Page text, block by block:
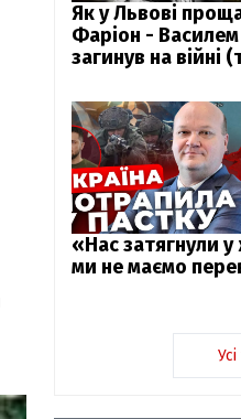
Як у Львові
Фаріон -
загинув на війні
«Нас затягнули
ми не маємо